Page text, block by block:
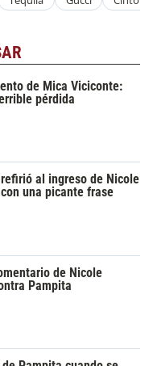
de Mica Viciconte:
pérdida
al ingreso de Nicole
una picante frase
de Nicole
Pampita